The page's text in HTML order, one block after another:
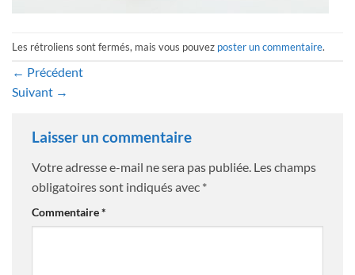
Les rétroliens sont fermés, mais vous pouvez poster un commentaire.
← Précédent
Suivant →
Laisser un commentaire
Votre adresse e-mail ne sera pas publiée. Les champs
obligatoires sont indiqués avec *
Commentaire*